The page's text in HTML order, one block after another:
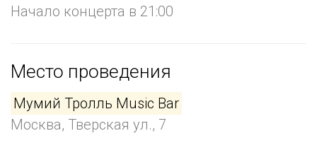
Начало концерта в 21:00
Место проведения
Мумий Тролль Music Bar
Москва, Тверская ул., 7